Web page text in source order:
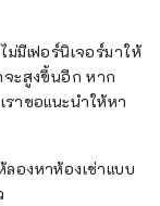
มีเฟอร์นิเจอร์มาให้
จะสูงขึ้นอีก หาก
าขอแนะนำให้หา
องหาห้องเช่าแบบ